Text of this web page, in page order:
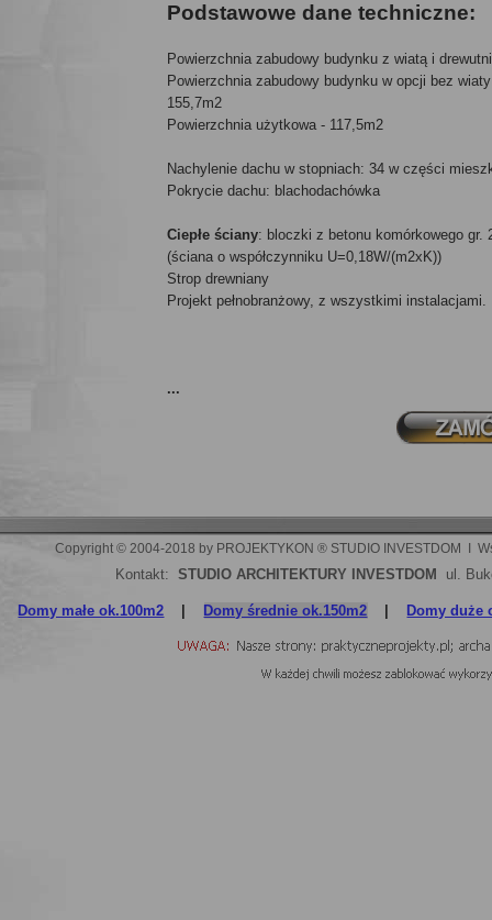
Podstawowe dane techniczne:
Powierzchnia zabudowy budynku z wiatą i
Powierzchnia zabudowy budynku w opcji bez
155,7m2
Powierzchnia użytkowa - 117,5m2
Nachylenie dachu w stopniach: 34 w części
Pokrycie dachu: blachodachówka
Ciepłe ściany: bloczki z betonu komórkowego gr.
(ściana o współczynniku U=0,18W/(m2xK))
Strop drewniany
Projekt pełnobranżowy, z wszystkimi instalacjami.
...
Copyright © 2004-2018 by PROJEKTYKON ® STUDIO INVESTDOM  I
Kontakt: STUDIO ARCHITEKTURY INVESTDOM ul.
Domy małe ok.100m2 Domy średnie ok.150m2 Domy duże